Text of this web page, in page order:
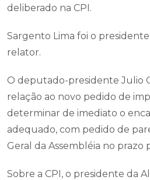
deliberado na CPI.
Sargento Lima foi o
relator.
O deputado-presidente Julio
relação ao novo pedido de
determinar de imediato o
adequado, com pedido de
Geral da Assembléia no prazo
Sobre a CPI, o presidente da